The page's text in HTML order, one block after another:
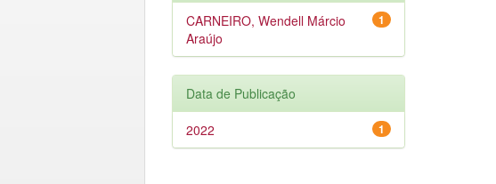
1
CARNEIRO, Wendell Márcio
Araújo
Data de Publicação
1
2022